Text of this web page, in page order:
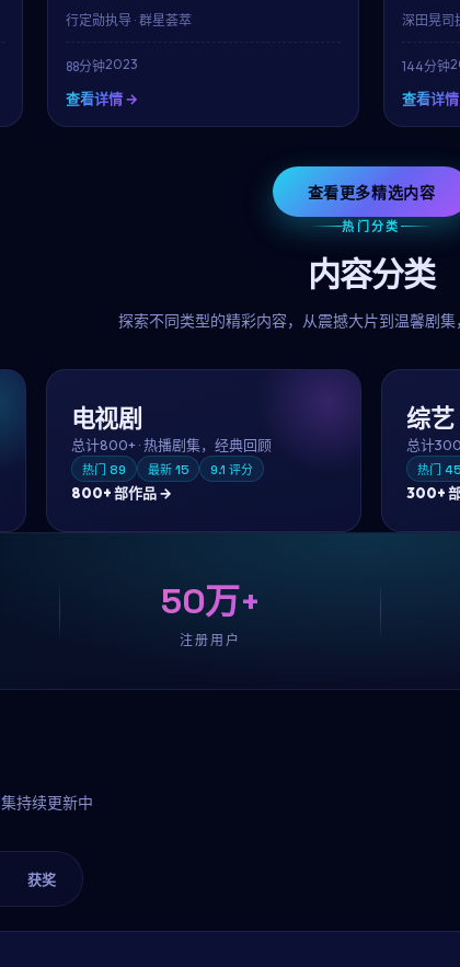
十年的悲欢。新垣结衣、宋慧乔、金所炫三
位实力派演员贡献了教科书级表演。行定勋
运。
行定勋执导 · 群星荟萃
88分钟2023
查看详情 →
他们要
克制的
深田晃司
144分钟
查看详
查看更多精选内容
热门分类
内容分类
探索不同类型的精彩内容，从震撼大片到温馨剧
电视剧
总计800+·热播剧集，经典回顾
热门 89 最新 15 9.1 评分
800+部作品 →
综艺
总计
热门 45
300+
50万+
注册用户
持续更新中
获奖